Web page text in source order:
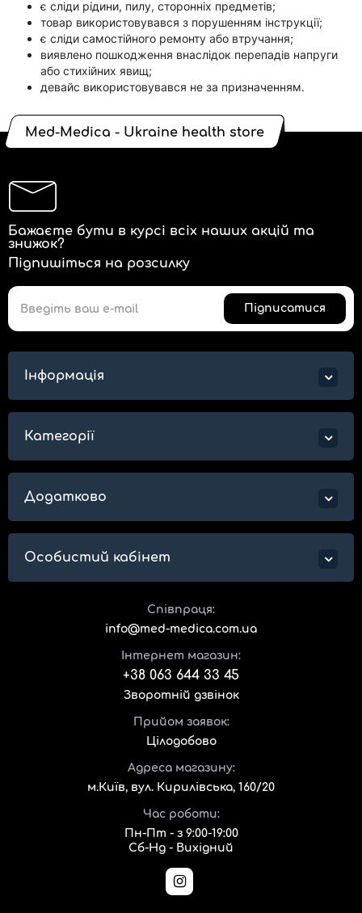
є сліди рідини, пилу, сторонніх предметів;
товар використовувався з порушенням інструкції;
є сліди самостійного ремонту або втручання;
виявлено пошкодження внаслідок перепадів напруги
або стихійних явищ;
девайс використовувався не за призначенням.
Med-Medica - Ukraine health store
Бажаєте бути в курсі всіх наших акцій та
знижок?
Підпишіться на розсилку
Підписатися
Інформація
Категорії
Додатково
Особистий кабінет
Співпраця:
info@med-medica.com.ua
Інтернет магазин:
+38 063 644 33 45
Зворотній дзвінок
Прийом заявок:
Цілодобово
Адреса магазину:
м.Київ, вул. Кирилівська, 160/20
Час роботи:
Пн-Пт - з 9:00-19:00
Сб-Нд - Вихідний